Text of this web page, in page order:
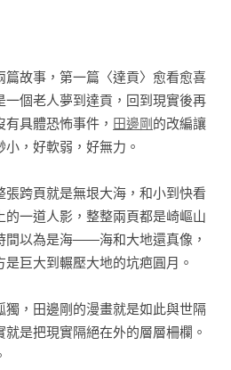
代開始，以洛夫克拉夫特一系列
的恐怖」、「未知的恐懼」、「來
來源，散見於東西方各種電影、
史蒂芬‧金，或是東方的小林泰
世界觀創作的精彩作品。
篇故事，第一篇〈達貢〉愈看愈喜
一個老人夢到達貢，回到現實後再
具體恐怖事件， 田邊剛 的改編讓
小，好軟弱，好無力。
張跨頁就是無垠大海，和小到快看
的一道人影，整整兩頁都是崎嶇山
間以為是海——海和大地還真像，
巨大到輾壓大地的坑疤圓月。
獨，田邊剛的漫畫就是如此與世隔
是把現實隔絕在外的層層柵欄。